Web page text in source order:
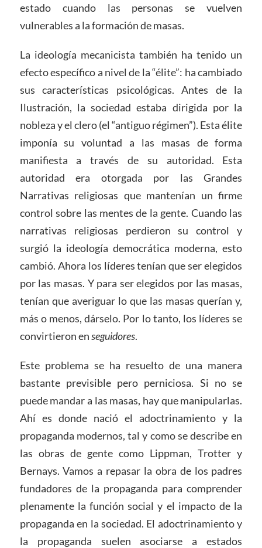
estado cuando las personas se vuelven
vulnerables a la formación de masas.
La ideología mecanicista también ha tenido un
efecto específico a nivel de la “élite”: ha cambiado
sus características psicológicas. Antes de la
Ilustración, la sociedad estaba dirigida por la
nobleza y el clero (el “antiguo régimen”). Esta élite
imponía su voluntad a las masas de forma
manifiesta a través de su autoridad. Esta
autoridad era otorgada por las Grandes
Narrativas religiosas que mantenían un firme
control sobre las mentes de la gente. Cuando las
narrativas religiosas perdieron su control y
surgió la ideología democrática moderna, esto
cambió. Ahora los líderes tenían que ser elegidos
por las masas. Y para ser elegidos por las masas,
tenían que averiguar lo que las masas querían y,
más o menos, dárselo. Por lo tanto, los líderes se
convirtieron enseguidores.
Este problema se ha resuelto de una manera
bastante previsible pero perniciosa. Si no se
puede mandar a las masas, hay que manipularlas.
Ahí es donde nació el adoctrinamiento y la
propaganda modernos, tal y como se describe en
las obras de gente como Lippman, Trotter y
Bernays. Vamos a repasar la obra de los padres
fundadores de la propaganda para comprender
plenamente la función social y el impacto de la
propaganda en la sociedad. El adoctrinamiento y
la propaganda suelen asociarse a estados